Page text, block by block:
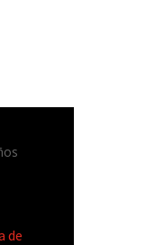
de